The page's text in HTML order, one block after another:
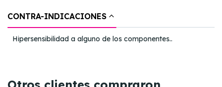
CONTRA-INDICACIONES
Hipersensibilidad a alguno de los componentes..